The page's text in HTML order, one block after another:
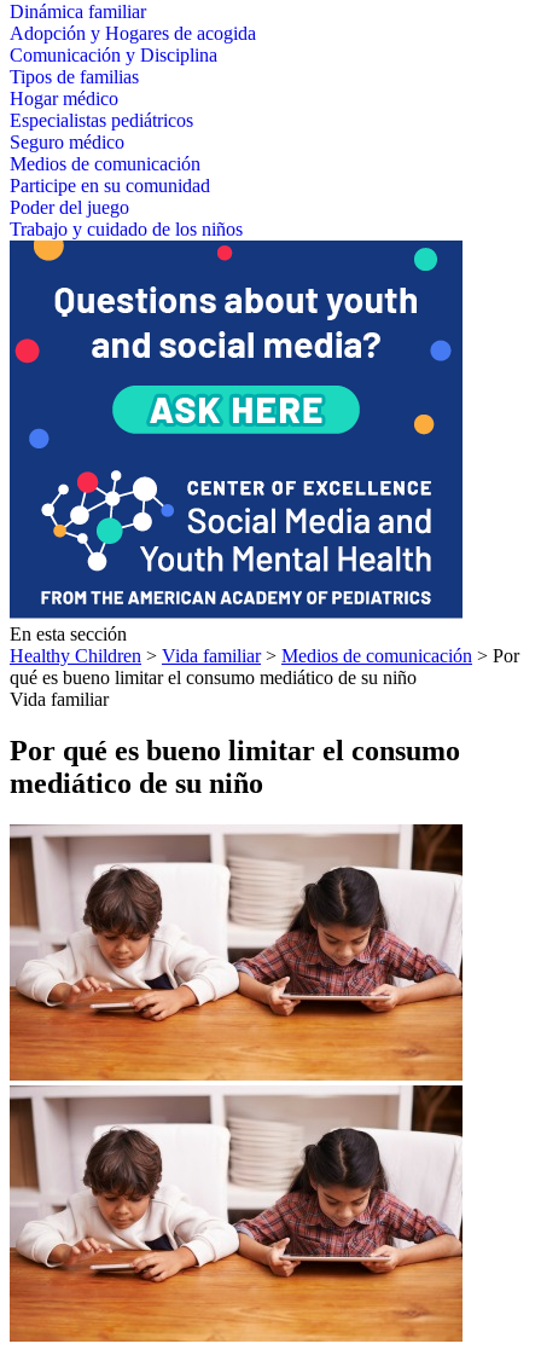
Dinámica familiar
Adopción y Hogares de acogida
Comunicación y Disciplina
Tipos de familias
Hogar médico
Especialistas pediátricos
Seguro médico
Medios de comunicación
Participe en su comunidad
Poder del juego
Trabajo y cuidado de los niños
En esta sección
Healthy Children > Vida familiar> Medios de comunicación > Por
qué es bueno limitar el consumo mediático de su niño
Vida familiar
Por qué es bueno limitar el consumo
mediático de su niño